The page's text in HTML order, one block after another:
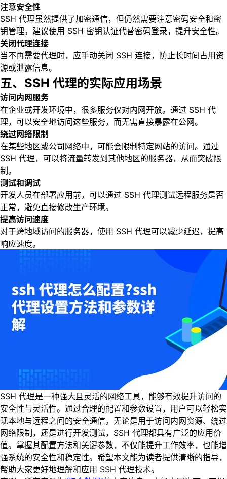
注意安全性
SSH 代理虽然提供了加密通信，但仍然需要注意密码安全和密
钥管理。建议使用 SSH 密钥认证代替密码登录，提升安全性。
关闭代理连接
当不再需要代理时，应手动关闭 SSH 连接，防止长时间占用资
源或泄露信息。
五、SSH 代理的实际应用场景
访问内网服务
在企业或开发环境中，很多服务仅对内网开放。通过 SSH 代
理，可以安全地访问这些服务，而无需直接暴露在公网。
绕过网络限制
在某些地区或公司网络中，可能会限制特定网站的访问。通过
SSH 代理，可以将流量转发到其他地区的服务器，从而突破限
制。
测试和调试
开发人员在部署应用前，可以通过 SSH 代理测试远程服务是否
正常，避免直接修改生产环境。
提高访问速度
对于跨地域访问的服务器，使用 SSH 代理可以减少延迟，提高
响应速度。
SSH 代理是一种强大且灵活的网络工具，能够有效提升访问的
安全性与灵活性。通过合理的配置和参数设置，用户可以轻松实
现本地与远程之间的安全通信。无论是用于访问内网资源、绕过
网络限制，还是进行开发测试，SSH 代理都具有广泛的应用价
值。掌握其配置方法和关键参数，不仅能提升工作效率，也能增
强系统的安全性和稳定性。希望本文能为读者提供清晰的指导，
帮助大家更好地理解和应用 SSH 代理技术。